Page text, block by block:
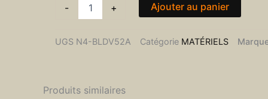
-
nez
en
+ Ajouter au panier
UGS N4-BLDV52A Catégorie MATÉRIELS
Produits similaires